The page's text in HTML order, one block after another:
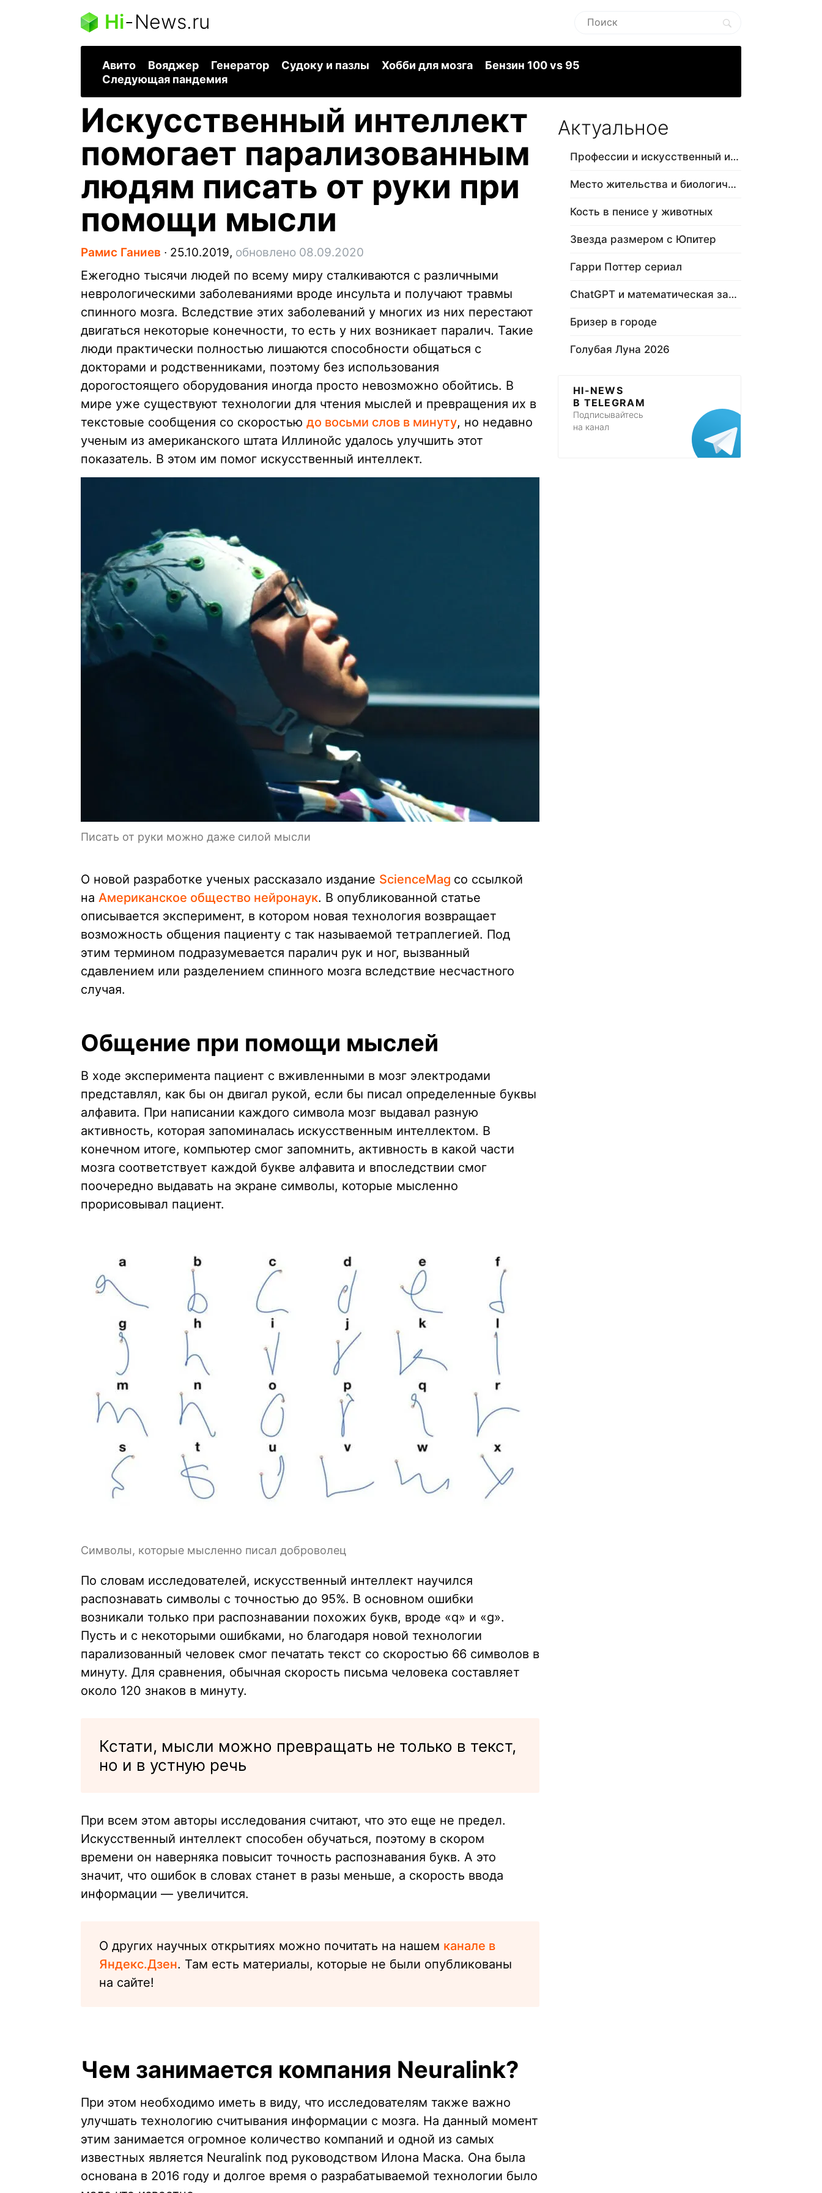
Hi-News.ru
Авито Вояджер Генератор Судоку и пазлы Хобби для мозга
Бензин 100 vs 95
Следующая пандемия
Искусственный интеллект
помогает парализованным
людям писать от руки при
помощи мысли
Рамис Ганиев ∙ 25.10.2019, обновлено 08.09.2020
Ежегодно тысячи людей по всему миру сталкиваются с различными
неврологическими заболеваниями вроде инсульта и получают травмы
спинного мозга. Вследствие этих заболеваний у многих из них перестают
двигаться некоторые конечности, то есть у них возникает паралич. Такие
люди практически полностью лишаются способности общаться с
докторами и родственниками, поэтому без использования
дорогостоящего оборудования иногда просто невозможно обойтись. В
мире уже существуют технологии для чтения мыслей и превращения их в
текстовые сообщения со скоростью до восьми слов в минуту, но недавно
ученым из американского штата Иллинойс удалось улучшить этот
показатель. В этом им помог искусственный интеллект.
Писать от руки можно даже силой мысли
О новой разработке ученых рассказало издание ScienceMag со ссылкой
на Американское общество нейронаук. В опубликованной статье
описывается эксперимент, в котором новая технология возвращает
возможность общения пациенту с так называемой тетраплегией. Под
этим термином подразумевается паралич рук и ног, вызванный
сдавлением или разделением спинного мозга вследствие несчастного
случая.
Общение при помощи мыслей
В ходе эксперимента пациент с вживленными в мозг электродами
представлял, как бы он двигал рукой, если бы писал определенные буквы
алфавита. При написании каждого символа мозг выдавал разную
активность, которая запоминалась искусственным интеллектом. В
конечном итоге, компьютер смог запомнить, активность в какой части
мозга соответствует каждой букве алфавита и впоследствии смог
поочередно выдавать на экране символы, которые мысленно
прорисовывал пациент.
Символы, которые мысленно писал доброволец
По словам исследователей, искусственный интеллект научился
распознавать символы с точностью до 95%. В основном ошибки
возникали только при распознавании похожих букв, вроде «q» и «g».
Пусть и с некоторыми ошибками, но благодаря новой технологии
парализованный человек смог печатать текст со скоростью 66 символов в
минуту. Для сравнения, обычная скорость письма человека составляет
около 120 знаков в минуту.
Кстати, мысли можно превращать не только в текст,
но и в устную речь
При всем этом авторы исследования считают, что это еще не предел.
Искусственный интеллект способен обучаться, поэтому в скором
времени он наверняка повысит точность распознавания букв. А это
значит, что ошибок в словах станет в разы меньше, а скорость ввода
информации — увеличится.
О других научных открытиях можно почитать на нашем канале в
Яндекс.Дзен. Там есть материалы, которые не были опубликованы
на сайте!
Чем занимается компания Neuralink?
При этом необходимо иметь в виду, что исследователям также важно
улучшать технологию считывания информации с мозга. На данный момент
этим занимается огромное количество компаний и одной из самых
известных является Neuralink под руководством Илона Маска. Она была
основана в 2016 году и долгое время о разрабатываемой технологии было
Актуальное
Профессии и искусственный интеллект
Место жительства и биологический в…
Кость в пенисе у животных
Звезда размером с Юпитер
Гарри Поттер сериал
ChatGPT и математическая задача
Бризер в городе
Голубая Луна 2026
HI-NEWS
В TELEGRAM
Подписывайтесь
на канал